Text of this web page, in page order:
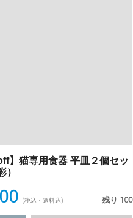
】猫専用食器 平皿２個セッ
）
(税込・送料込) 残り 100